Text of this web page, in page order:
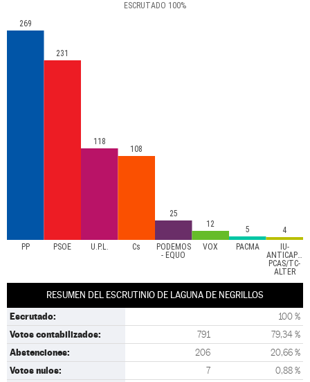
ESCRUTADO 100%
PP PSOE U.P.L. Cs
PODEMOS
- EQUO
VOX PACMA
IU-
PCAS/TC-
ALTER
269
231
118
108
25
12
5 4
RESUMEN DEL ESCRUTINIO DE LAGUNA DE NEGRILLOS
Escrutado: 100 %
Votos contabilizados: 791 79,34 %
Abstenciones: 206 20,66 %
Votos nulos: 7 0,88 %